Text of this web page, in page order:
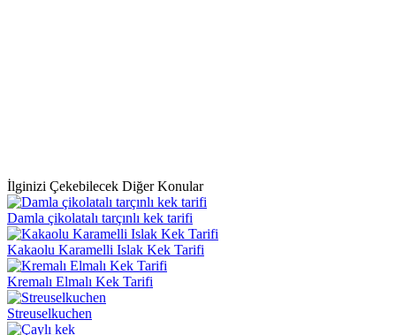
İlginizi Çekebilecek Diğer Konular
Damla çikolatalı tarçınlı kek tarifi
Kakaolu Karamelli Islak Kek Tarifi
Kremalı Elmalı Kek Tarifi
Streuselkuchen